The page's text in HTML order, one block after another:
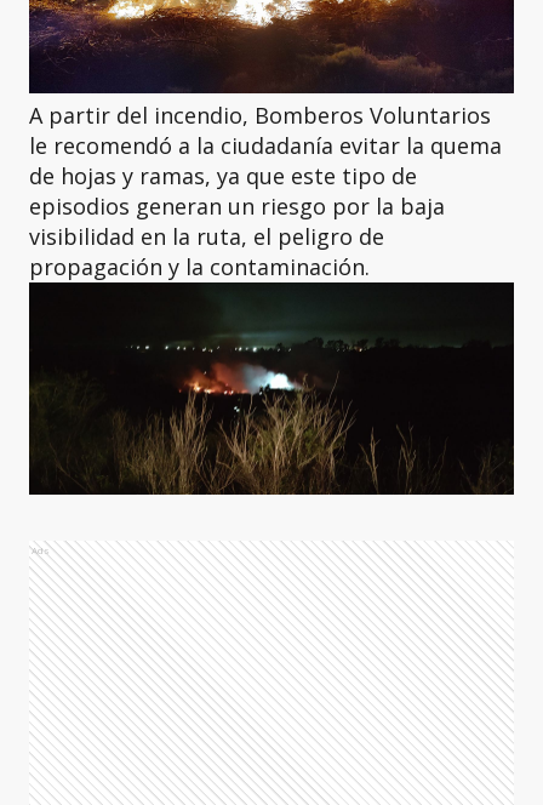
A partir del incendio, Bomberos Voluntarios
le recomendó a la ciudadanía evitar la quema
de hojas y ramas, ya que este tipo de
episodios generan un riesgo por la baja
visibilidad en la ruta, el peligro de
propagación y la contaminación.
Ads